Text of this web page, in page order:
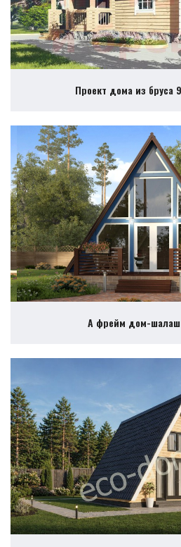
Проект дома из
А фрейм дом-